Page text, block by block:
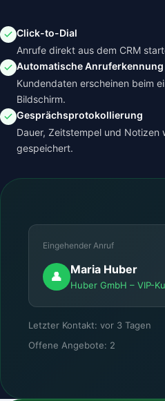
Click-to-Dial
Anrufe direkt aus dem CRM
Automatische Anruferkennung
Kundendaten erscheinen beim
Bildschirm.
Gesprächsprotokollierung
Dauer, Zeitstempel und Notizen
gespeichert.
Eingehender Anruf
👤 Maria Huber
Huber GmbH – VIP-
Letzter Kontakt: vor 3 Tagen
Offene Angebote: 2